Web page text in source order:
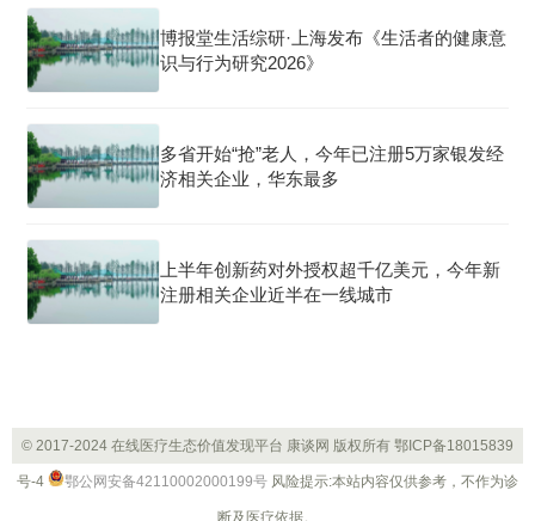
博报堂生活综研·上海发布《生活者的健康意
识与行为研究2026》
多省开始“抢”老人，今年已注册5万家银发经
济相关企业，华东最多
上半年创新药对外授权超千亿美元，今年新
注册相关企业近半在一线城市
© 2017-2024 在线医疗生态价值发现平台 康谈网 版权所有 鄂ICP备18015839
号-4 鄂公网安备42110002000199号 风险提示:本站内容仅供参考，不作为诊
断及医疗依据。